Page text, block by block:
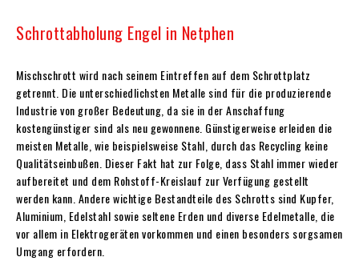
Schrottabholung Engel in Netphen
Mischschrott wird nach seinem Eintreffen auf dem Schrottplatz
getrennt. Die unterschiedlichsten Metalle sind für die produzierende
Industrie von großer Bedeutung, da sie in der Anschaffung
kostengünstiger sind als neu gewonnene. Günstigerweise erleiden die
meisten Metalle, wie beispielsweise Stahl, durch das Recycling keine
Qualitätseinbußen. Dieser Fakt hat zur Folge, dass Stahl immer wieder
aufbereitet und dem Rohstoff-Kreislauf zur Verfügung gestellt
werden kann. Andere wichtige Bestandteile des Schrotts sind Kupfer,
Aluminium, Edelstahl sowie seltene Erden und diverse Edelmetalle, die
vor allem in Elektrogeräten vorkommen und einen besonders sorgsamen
Umgang erfordern.